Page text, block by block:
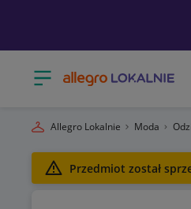
Otwórz menu z kategoriami
Przedmiot został
Allegro Lokalnie Moda